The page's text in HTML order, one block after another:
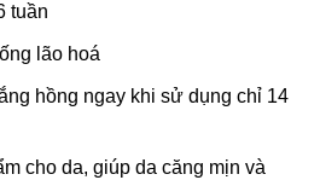
tuần
lão hoá
hồng ngay khi sử dụng chỉ 14
cho da, giúp da căng mịn và